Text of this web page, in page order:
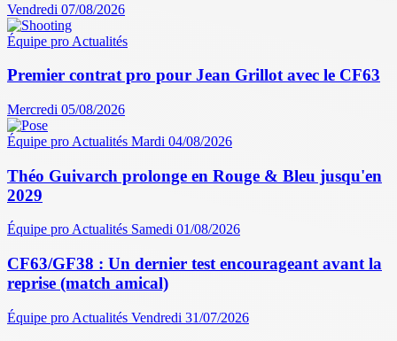
Vendredi 07/08/2026
Équipe pro Actualités
Premier contrat pro pour Jean Grillot avec le CF63
Mercredi 05/08/2026
Équipe pro Actualités Mardi 04/08/2026
Théo Guivarch prolonge en Rouge & Bleu jusqu'en
2029
Équipe proActualités Samedi 01/08/2026
CF63/GF38 : Un dernier test encourageant avant la
reprise (match amical)
Équipe pro Actualités Vendredi 31/07/2026